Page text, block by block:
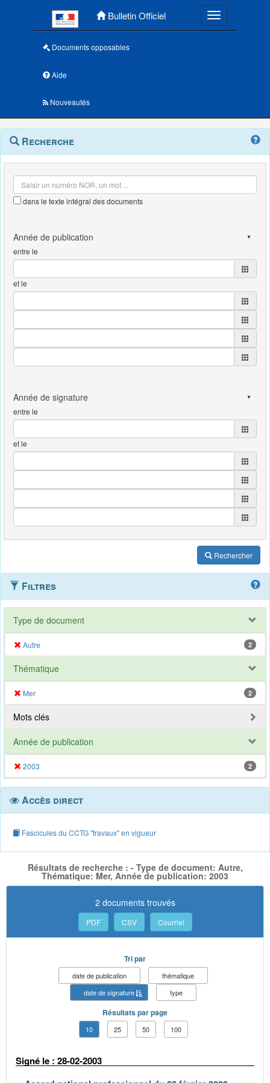
Bulletin Officiel Toggle
Documents opposables
Aide
Nouveautés
Navigation
outils
Menu
contextuel
Recherche
dans le texte intégral des documents
entre le
et le
entre le
et le
Rechercher
Filtres
Type de document
Autre 2
Thématique
Mer 2
Mots clés
Année de publication
2003 2
Accès direct
Fascicules du CCTG "travaux" en vigueur
Résultats de recherche : - Type de document: Autre,
Thématique: Mer, Année de publication: 2003
2 documents trouvés
PDF CSV Courriel
Tri par
date de publication
thématique
date de signature
type
Résultats par page
10 25 50 100
Signé le : 28-02-2003